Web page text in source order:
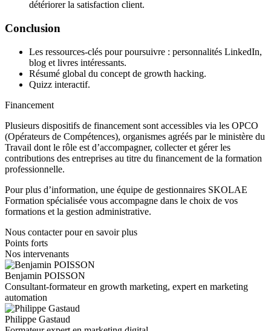
détériorer la satisfaction client.
Conclusion
Les ressources-clés pour poursuivre : personnalités LinkedIn,
blog et livres intéressants.
Résumé global du concept de growth hacking.
Quizz interactif.
Financement
Plusieurs dispositifs de financement sont accessibles via les OPCO
(Opérateurs de Compétences), organismes agréés par le ministère du
Travail dont le rôle est d’accompagner, collecter et gérer les
contributions des entreprises au titre du financement de la formation
professionnelle.
Pour plus d’information, une équipe de gestionnaires SKOLAE
Formation spécialisée vous accompagne dans le choix de vos
formations et la gestion administrative.
Nous contacter pour en savoir plus
Points forts
Nos intervenants
Benjamin POISSON
Consultant-formateur en growth marketing, expert en marketing
automation
Philippe Gastaud